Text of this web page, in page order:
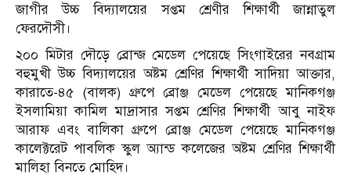
জাগীর উচ্চ বিদ্যালয়ের সপ্তম শ্রেণীর শিক্ষার্থী জান্নাতুল
ফেরদৌসী।
২০০ মিটার দৌড়ে ব্রোন্জ মেডেল পেয়েছে সিংগাইরের নবগ্রাম
বহুমুখী উচ্চ বিদ্যালয়ের অষ্টম শ্রেণির শিক্ষার্থী সাদিয়া আক্তার,
কারাতে-৪৫ (বালক) গ্রুপে ব্রোঞ্জ মেডেল পেয়েছে মানিকগঞ্জ
ইসলামিয়া কামিল মাদ্রাসার সপ্তম শ্রেণির শিক্ষার্থী আবু নাইফ
আরাফ এবং বালিকা গ্রুপে ব্রোঞ্জ মেডেল পেয়েছে মানিকগঞ্জ
কালেক্টরেট পাবলিক স্কুল অ্যান্ড কলেজের অষ্টম শ্রেণির শিক্ষার্থী
মালিহা বিনতে মোহিদ।